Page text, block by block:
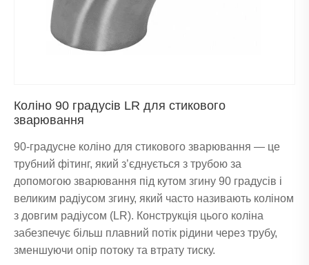
Коліно 90 градусів LR для стикового
зварювання
90-градусне коліно для стикового зварювання — це
трубний фітинг, який з’єднується з трубою за
допомогою зварювання під кутом згину 90 градусів і
великим радіусом згину, який часто називають коліном
з довгим радіусом (LR). Конструкція цього коліна
забезпечує більш плавний потік рідини через трубу,
зменшуючи опір потоку та втрату тиску.